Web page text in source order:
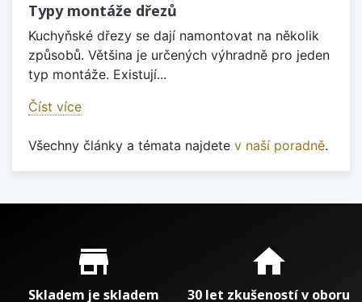
Typy montáže dřezů
Kuchyňské dřezy se dají namontovat na několik
způsobů. Většina je určených výhradně pro jeden
typ montáže. Existují...
Číst více
Všechny články a témata najdete v naší poradně.
Proč nakupovat u nás?
store_mall_directory
Skladem je skladem
home
30 let zkušeností v oboru